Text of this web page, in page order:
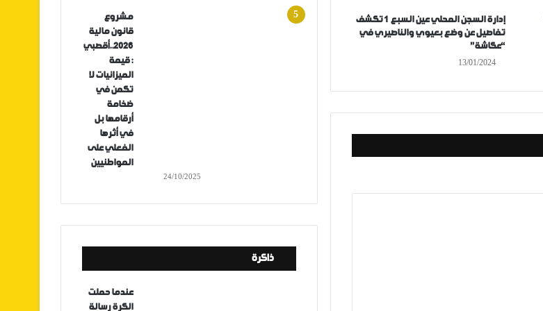
إدارة السجن المحلي عين السبع 1 تكشف
تفاصيل عن وضع بعيوي والناصيري في
“عكاشة”
13/01/2024
مشروع
قانون مالية
2026..أقصبي
: قيمة
الميزانيات لا
تكمن في
ضخامة
أرقامها بل
في أثرها
الفعلي على
المواطنيين
24/10/2025
ذاكرة
عندما حملت
الكرة رسالة